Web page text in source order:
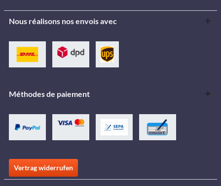
Nous réalisons nos envois avec
Méthodes de paiement
Vertrag widerrufen